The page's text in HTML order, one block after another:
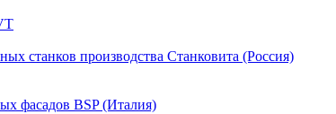
станков производства Станковита (Россия)
фасадов BSP (Италия)